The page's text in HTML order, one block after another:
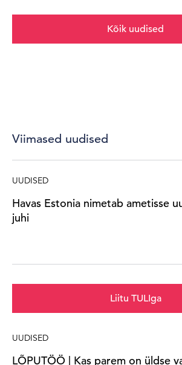
Kõik uudised
Viimased uudised
UUDISED
Havas Estonia nimetab ametisse
juhi
Liitu TULIga
UUDISED
LÕPUTÖÖ | Kas parem on üldse